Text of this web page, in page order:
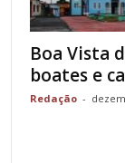
Boa Vista
boates e
Redação -